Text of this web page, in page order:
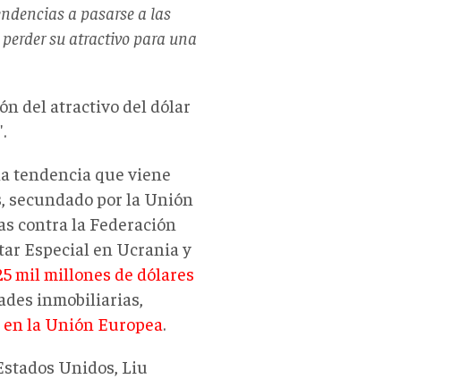
a pasarse a las
su atractivo para una
del atractivo del dólar
tendencia que viene
secundado por la Unión
contra la Federación
Especial en Ucrania y
mil millones de dólares
inmobiliarias,
en la Unión Europea.
Unidos, Liu